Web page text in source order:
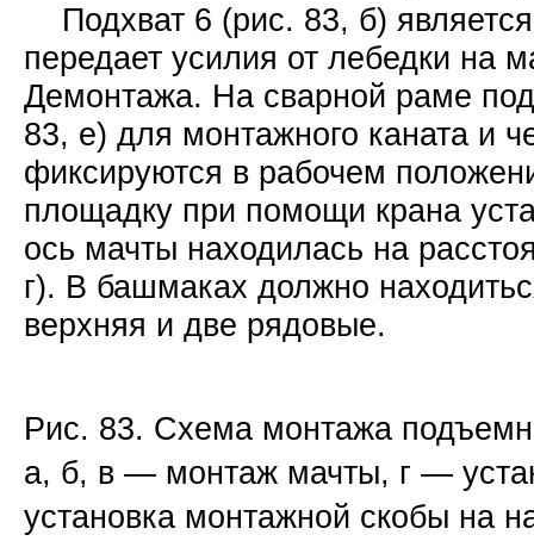
Подхват 6 (рис. 83, б)
передает усилия от лебедки на
Демонтажа. На сварной раме
83, е) для монтажного каната и
фиксируются в рабочем
площадку при помощи крана
ось мачты находилась на
г). В башмаках должно
верхняя и две рядовые.
Рис. 83. Схема монтажа
а, б, в — монтаж мачты, г —
установка монтажной скобы на